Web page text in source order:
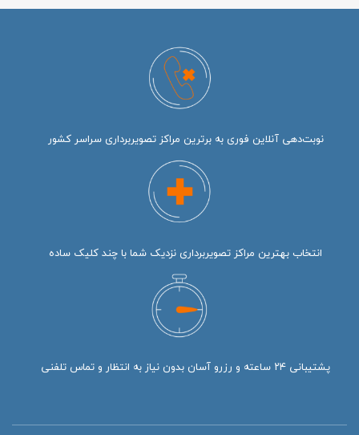
نوبت‌دهی آنلاین فوری به برترین مراکز تصویربرداری سراسر کشور
انتخاب بهترین مراکز تصویربرداری نزدیک شما با چند کلیک ساده
پشتیبانی ۲۴ ساعته و رزرو آسان بدون نیاز به انتظار و تماس تلفنی